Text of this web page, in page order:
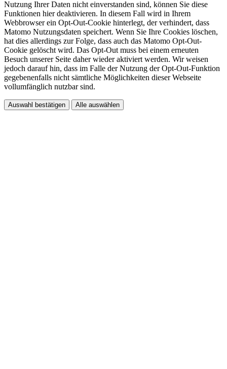
Nutzung Ihrer Daten nicht einverstanden sind, können Sie diese
Funktionen hier deaktivieren. In diesem Fall wird in Ihrem
Webbrowser ein Opt-Out-Cookie hinterlegt, der verhindert, dass
Matomo Nutzungsdaten speichert. Wenn Sie Ihre Cookies löschen,
hat dies allerdings zur Folge, dass auch das Matomo Opt-Out-
Cookie gelöscht wird. Das Opt-Out muss bei einem erneuten
Besuch unserer Seite daher wieder aktiviert werden. Wir weisen
jedoch darauf hin, dass im Falle der Nutzung der Opt-Out-Funktion
gegebenenfalls nicht sämtliche Möglichkeiten dieser Webseite
vollumfänglich nutzbar sind.
Auswahl bestätigen Alle auswählen